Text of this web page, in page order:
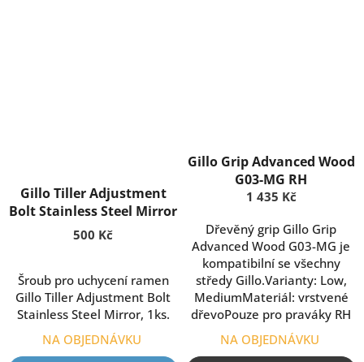
Gillo Tiller Adjustment
Bolt Stainless Steel Mirror
500 Kč
Šroub pro uchycení ramen
Gillo Tiller Adjustment Bolt
Stainless Steel Mirror, 1ks.
NA OBJEDNÁVKU
Gillo Grip Advanced Wood
G03-MG RH
1 435 Kč
Dřevěný grip Gillo Grip
Advanced Wood G03-MG je
kompatibilní se všechny
středy Gillo.Varianty: Low,
MediumMateriál: vrstvené
dřevoPouze pro praváky RH
NA OBJEDNÁVKU